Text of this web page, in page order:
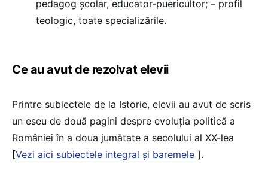
pedagog şcolar, educator-puericultor; – profil
teologic, toate specializările.
Ce au avut de rezolvat elevii
Printre subiectele de la Istorie, elevii au avut de scris
un eseu de două pagini despre evoluția politică a
României în a doua jumătate a secolului al XX-lea
[Vezi aici subiectele integral și baremele ].